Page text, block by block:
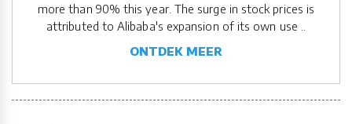
more than 90% this year. The surge in stock prices is
attributed to Alibaba's expansion of its own use ..
ONTDEK MEER